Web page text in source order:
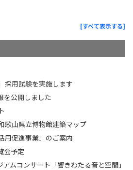
[すべて表示する]
採用試験を実施します
を公開しました
歌山県立博物館建築マップ
用促進事業」のご案内
会予定
ムコンサート「響きわたる音と空間」